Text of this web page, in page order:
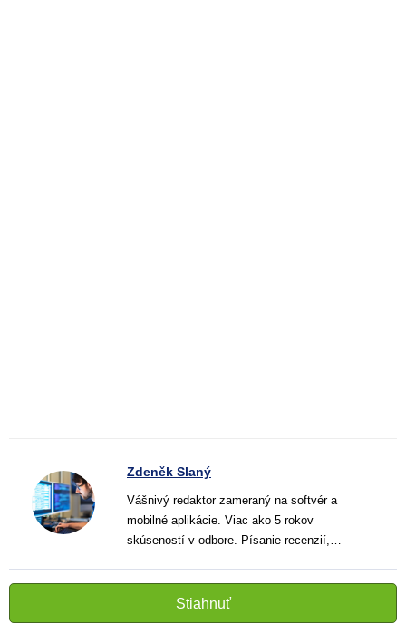
Zdeněk Slaný
Vášnivý redaktor zameraný na softvér a
mobilné aplikácie. Viac ako 5 rokov
skúseností v odbore. Písanie recenzií,
informatívnych textov, ktoré pomáhajú
čitateľom lepšie porozumieť a využiť moderné
technológie.
Stiahnuť